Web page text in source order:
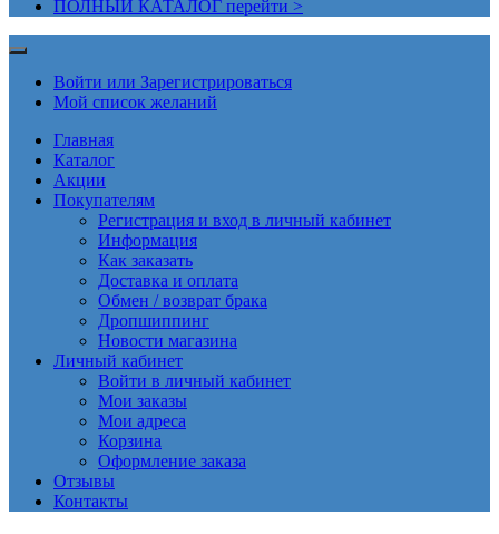
ПОЛНЫЙ КАТАЛОГ перейти >
Войти или Зарегистрироваться
Мой список желаний
Главная
Каталог
Акции
Покупателям
Регистрация и вход в личный кабинет
Информация
Как заказать
Доставка и оплата
Обмен / возврат брака
Дропшиппинг
Новости магазина
Личный кабинет
Войти в личный кабинет
Мои заказы
Мои адреса
Корзина
Оформление заказа
Отзывы
Контакты